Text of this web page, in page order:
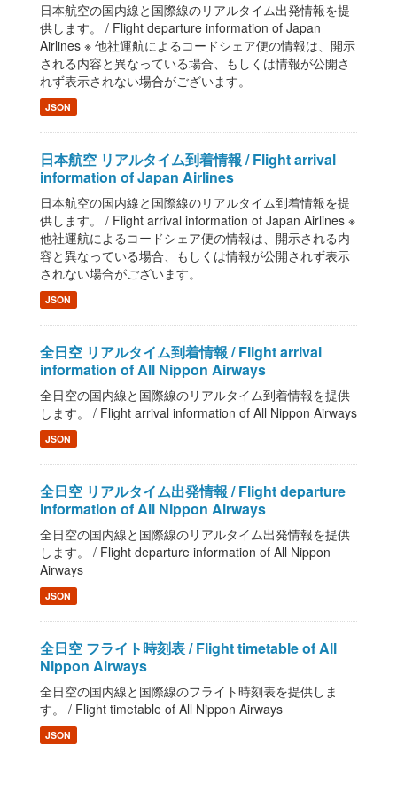
日本航空の国内線と国際線のリアルタイム出発情報を提
供します。 / Flight departure information of Japan
Airlines ※ 他社運航によるコードシェア便の情報は、開示
される内容と異なっている場合、もしくは情報が公開さ
れず表示されない場合がございます。
JSON
日本航空 リアルタイム到着情報 / Flight arrival
information of Japan Airlines
日本航空の国内線と国際線のリアルタイム到着情報を提
供します。 / Flight arrival information of Japan Airlines ※
他社運航によるコードシェア便の情報は、開示される内
容と異なっている場合、もしくは情報が公開されず表示
されない場合がございます。
JSON
全日空 リアルタイム到着情報 / Flight arrival
information of All Nippon Airways
全日空の国内線と国際線のリアルタイム到着情報を提供
します。 / Flight arrival information of All Nippon Airways
JSON
全日空 リアルタイム出発情報 / Flight departure
information of All Nippon Airways
全日空の国内線と国際線のリアルタイム出発情報を提供
します。 / Flight departure information of All Nippon
Airways
JSON
全日空 フライト時刻表 / Flight timetable of All
Nippon Airways
全日空の国内線と国際線のフライト時刻表を提供しま
す。 / Flight timetable of All Nippon Airways
JSON